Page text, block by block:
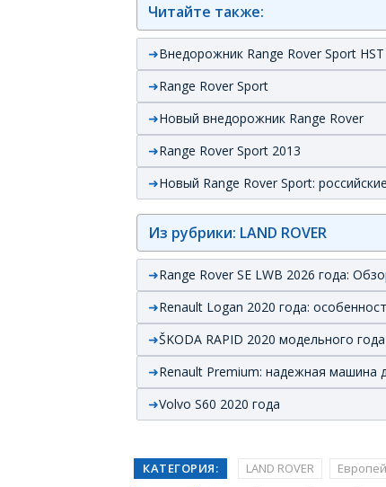
Читайте также:
Внедорожник Range Rover Sport
Range Rover Sport
Новый внедорожник Range Rover
Range Rover Sport 2013
Новый Range Rover Sport:
Из рубрики: LAND ROVER
Range Rover SE LWB 2026 года:
Renault Logan 2020 года:
ŠKODA RAPID 2020 модельного года
Renault Premium: надежная машина
Volvo S60 2020 года
КАТЕГОРИЯ: LAND ROVER